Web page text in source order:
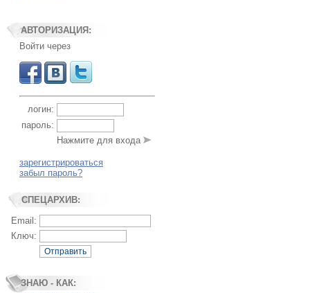
АВТОРИЗАЦИЯ:
Войти через
логин:
пароль:
Нажмите для входа
зарегистрироваться
забыл пароль?
СПЕЦАРХИВ:
Email:
Ключ:
Отправить
ЗНАЮ - КАК: